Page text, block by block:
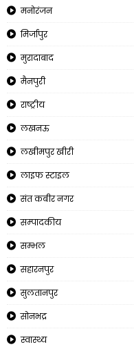
मनोरंजन
मिर्जापुर
मुरादाबाद
मैनपुरी
राष्ट्रीय
लखनऊ
लखीमपुर खीरी
लाइफ स्टाइल
संत कबीर नगर
सम्पादकीय
सम्भल
सहारनपुर
सुलतानपुर
सोनभद्र
स्वास्थ्य